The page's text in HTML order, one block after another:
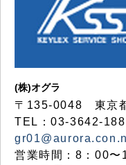
(株)オグラ
〒135-0048 東京
TEL：03-3642-
営業時間：8：00〜